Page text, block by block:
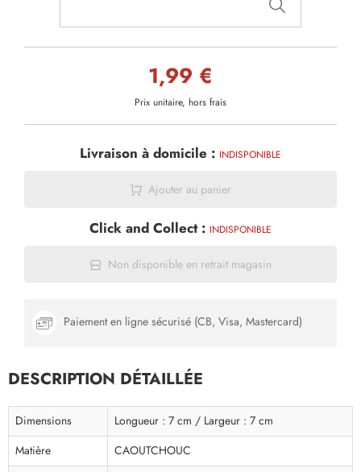
1,99 €
Prix unitaire, hors frais
Livraison à domicile : INDISPONIBLE
Ajouter au panier
Click and Collect : INDISPONIBLE
Non disponible en retrait magasin
Paiement en ligne sécurisé (CB, Visa, Mastercard)
DESCRIPTION DÉTAILLÉE
Dimensions
Longueur : 7 cm / Largeur : 7 cm
Matière
CAOUTCHOUC